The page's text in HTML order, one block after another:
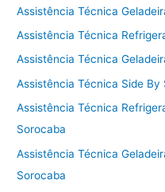
Assistência Técnica
Assistência Técnica
Assistência Técnica
Assistência Técnica Side By
Assistência Técnica
Sorocaba
Assistência Técnica
Sorocaba